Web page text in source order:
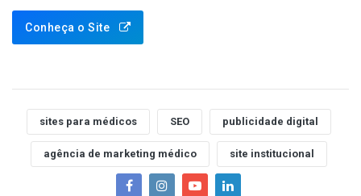
Conheça o Site
sites para médicos SEO publicidade digital
agência de marketing médico site institucional